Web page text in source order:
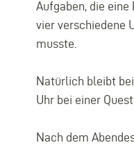
Aufgaben, die
vier verschiedene
musste.
Natürlich bleibt
Uhr bei einer
Nach dem